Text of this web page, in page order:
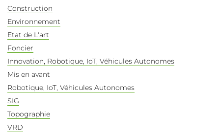
Construction
Environnement
Etat de L'art
Foncier
Innovation, Robotique, IoT, Véhicules Autonomes
Mis en avant
Robotique, IoT, Véhicules Autonomes
SIG
Topographie
VRD